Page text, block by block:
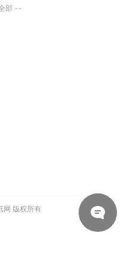
部 --
网 版权所有